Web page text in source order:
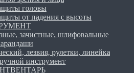
головы
от падения с высоты
зачистные, шлифовальные
лезвия, рулетки, линейка
инструмент